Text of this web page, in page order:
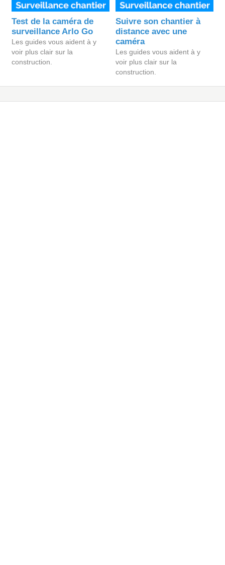
Test de la caméra de
surveillance Arlo Go
Les guides vous aident à y
voir plus clair sur la
construction.
Suivre son chantier à
distance avec une
caméra
Les guides vous aident à y
voir plus clair sur la
construction.